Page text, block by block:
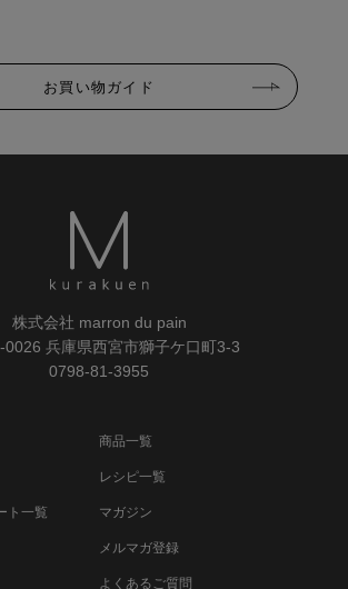
お買い物ガイド
株式会社 marron du pain
0026 兵庫県西宮市獅子ケ口町3-3
0798-81-3955
商品一覧
レシピ一覧
ト一覧 マガジン
メルマガ登録
よくあるご質問